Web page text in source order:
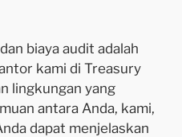
biaya audit adalah
kami di Treasury
lingkungan yang
antara Anda, kami,
dapat menjelaskan